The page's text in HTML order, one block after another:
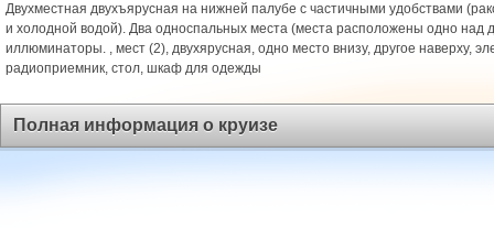
Двухместная двухъярусная на нижней палубе с частичными удобствами
и холодной водой). Два односпальных места (места расположены одно над
иллюминаторы. , мест (2), двухярусная, одно место внизу, другое наверху,
радиоприемник, стол, шкаф для одежды
Полная информация о круизе